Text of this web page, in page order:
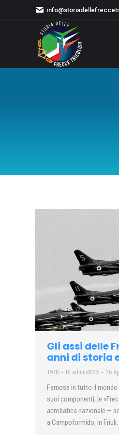
Gli assi delle
anni di storia
1978 Di admin8235 26
Famose in tutto il mondo
suoi componenti, le
acrobatica nazionale —
a Campoformido, in Friuli,